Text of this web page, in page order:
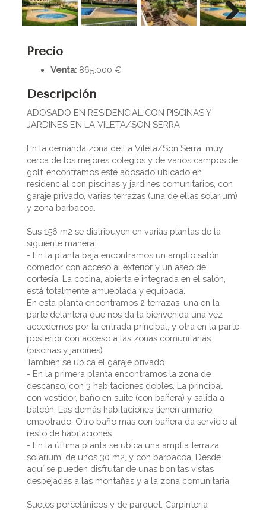
Precio
Venta: 865.000 €
Descripción
ADOSADO EN RESIDENCIAL CON PISCINAS Y
JARDINES EN LA VILETA/SON SERRA
En la demanda zona de La Vileta/Son Serra, muy
cerca de los mejores colegios y de varios campos de
golf, encontramos este adosado ubicado en
residencial con piscinas y jardines comunitarios, con
garaje privado, varias terrazas (una de ellas solarium)
y zona barbacoa.
Sus 156 m2 se distribuyen en varias plantas de la
siguiente manera:
- En la planta baja encontramos un amplio salón
comedor con acceso al exterior y un aseo de
cortesía. La cocina, abierta e integrada en el salón,
está totalmente amueblada y equipada.
En esta planta encontramos 2 terrazas, una en la
parte delantera que nos da la bienvenida una vez
accedemos por la entrada principal, y otra en la parte
posterior con acceso a las zonas comunitarias
(piscinas y jardines).
También se ubica el garaje privado.
- En la primera planta encontramos la zona de
descanso, con 3 habitaciones dobles. La principal
con vestidor, baño en suite (con bañera) y salida a
balcón. Las demás habitaciones tienen armario
empotrado. Otro baño más con bañera da servicio al
resto de habitaciones.
- En la última planta se ubica una amplia terraza
solarium, de unos 30 m2, y con barbacoa. Desde
aquí se pueden disfrutar de unas bonitas vistas
despejadas a las montañas y a la zona comunitaria.
Suelos porcelánicos y de parquet. Carpinteria